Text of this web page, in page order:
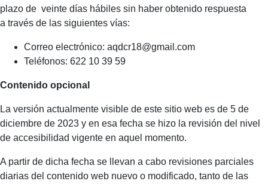
plazo de veinte días hábiles sin haber obtenido respuesta
a través de las siguientes vías:
Correo electrónico: aqdcr18@gmail.com
Teléfonos: 622 10 39 59
Contenido opcional
La versión actualmente visible de este sitio web es de 5 de
diciembre de 2023 y en esa fecha se hizo la revisión del nivel
de accesibilidad vigente en aquel momento.
A partir de dicha fecha se llevan a cabo revisiones parciales
diarias del contenido web nuevo o modificado, tanto de las